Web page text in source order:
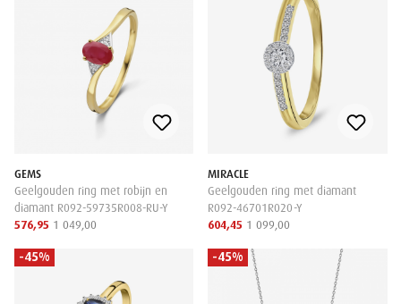
GEMS
Geelgouden ring met robijn en
diamant R092-59735R008-RU-Y
576,95 1 049,00
MIRACLE
Geelgouden ring met diamant
R092-46701R020-Y
604,45 1 099,00
-45% -45%